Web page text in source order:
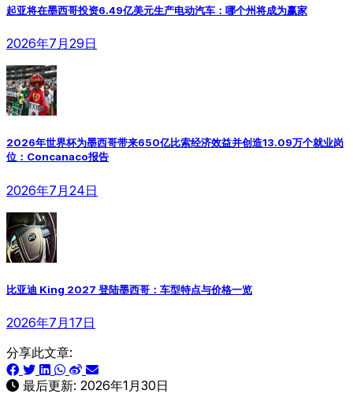
起亚将在墨西哥投资6.49亿美元生产电动汽车：哪个州将成为赢家
2026年7月29日
2026年世界杯为墨西哥带来650亿比索经济效益并创造13.09万个就业岗
位：Concanaco报告
2026年7月24日
比亚迪 King 2027 登陆墨西哥：车型特点与价格一览
2026年7月17日
分享此文章:
最后更新: 2026年1月30日